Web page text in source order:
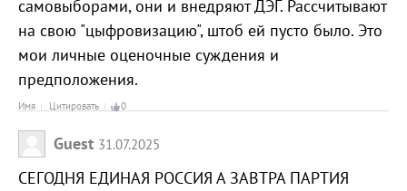
самовыборами, они и внедряют ДЭГ. Рассчитывают
на свою "цыфровизацию", штоб ей пусто было. Это
мои личные оценочные суждения и
предположения.
Имя Цитировать 0
Guest 31.07.2025
СЕГОДНЯ ЕДИНАЯ РОССИЯ А ЗАВТРА ПАРТИЯ